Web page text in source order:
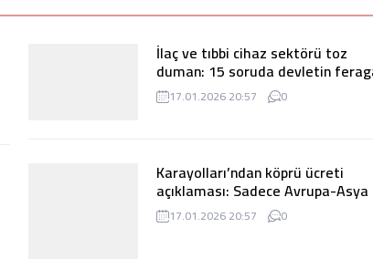
İlaç ve tıbbi cihaz sektörü toz
duman: 15 soruda devletin feragat